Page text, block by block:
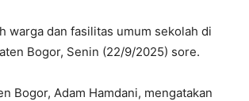
warga dan fasilitas umum sekolah di
Bogor, Senin (22/9/2025) sore.
Bogor, Adam Hamdani, mengatakan